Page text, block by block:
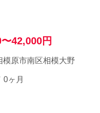
42,000円
模原市南区相模大野
0ヶ月